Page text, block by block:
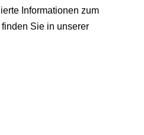
Informationen zum
Sie in unserer